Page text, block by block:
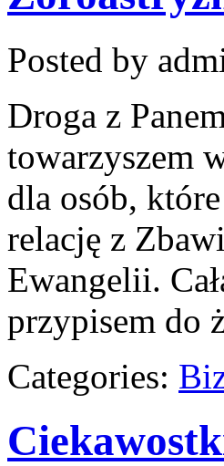
Posted by
Droga z
towarzyszem
dla osób,
relację z
Ewangelii.
przypisem do
Categories: